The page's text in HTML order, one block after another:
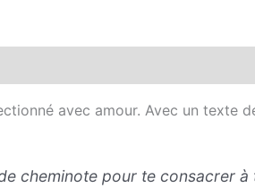
avec amour. Avec un texte
cheminote pour te consacrer à